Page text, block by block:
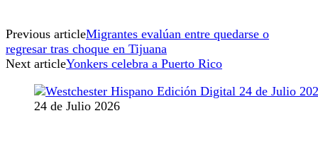
Previous articleMigrantes evalúan entre quedarse o
regresar tras choque en Tijuana
Next articleYonkers celebra a Puerto Rico
24 de Julio 2026